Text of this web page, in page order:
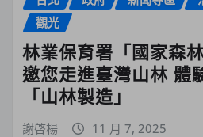
觀光
林業保育署「國家森
邀您走進臺灣山林 體
「山林製造」
謝啓楊 11 月 7, 2025